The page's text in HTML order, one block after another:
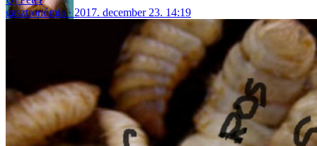
gasztronómia
2017. december 23. 14:19